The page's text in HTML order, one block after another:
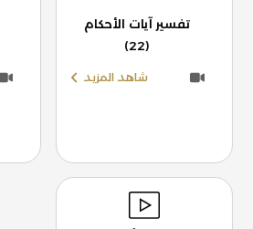
تفسير آيات الأحكام
(22)
شاهد المزيد